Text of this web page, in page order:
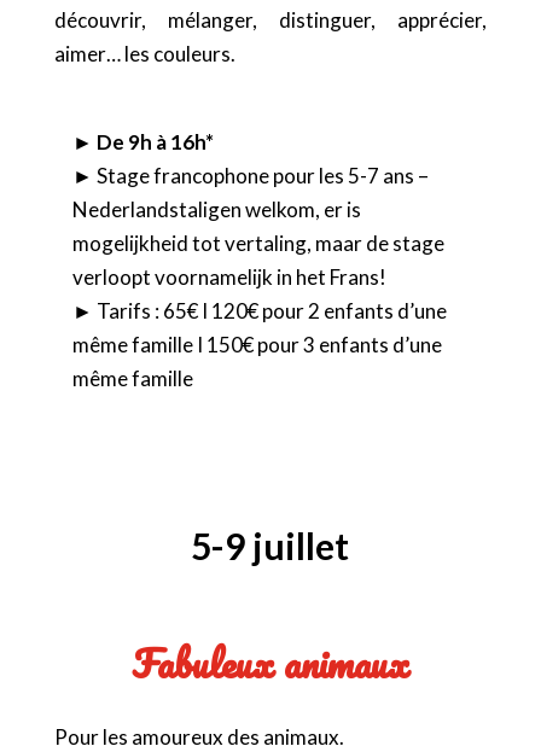
découvrir, mélanger, distinguer, apprécier,
aimer… les couleurs.
► De 9h à 16h*
► Stage francophone pour les 5-7 ans –
Nederlandstaligen welkom, er is
mogelijkheid tot vertaling, maar de stage
verloopt voornamelijk in het Frans!
► Tarifs : 65€ I 120€ pour 2 enfants d’une
même famille I 150€ pour 3 enfants d’une
même famille
5-9 juillet
Fabuleux animaux
Pour les amoureux des animaux.